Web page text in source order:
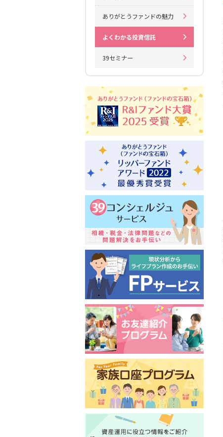
ありがとうファンドの魅力
よくわかる投資信託
39セミナー